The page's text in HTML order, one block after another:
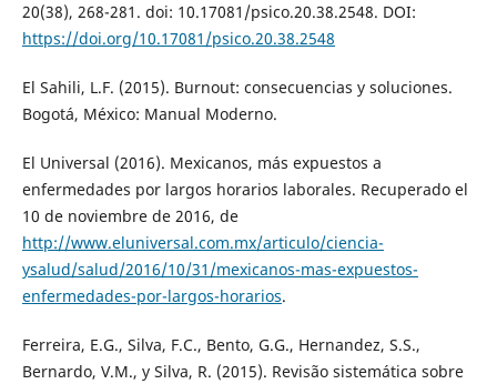
20(38), 268-281. doi: 10.17081/psico.20.38.2548. DOI:
https://doi.org/10.17081/psico.20.38.2548
El Sahili, L.F. (2015). Burnout: consecuencias y soluciones.
Bogotá, México: Manual Moderno.
El Universal (2016). Mexicanos, más expuestos a
enfermedades por largos horarios laborales. Recuperado el
10 de noviembre de 2016, de
http://www.eluniversal.com.mx/articulo/ciencia-
ysalud/salud/2016/10/31/mexicanos-mas-expuestos-
enfermedades-por-largos-horarios.
Ferreira, E.G., Silva, F.C., Bento, G.G., Hernandez, S.S.,
Bernardo, V.M., y Silva, R. (2015). Revisão sistemática sobre